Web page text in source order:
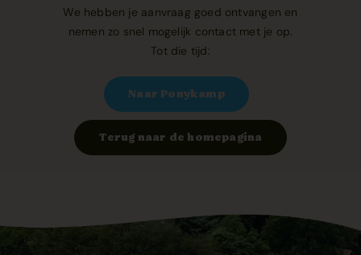
Schoolkamp
Fotoalbum
Pony’s en paarden
Folder aanvragen
We hebben je aanvraag goed ontvangen en
nemen zo snel mogelijk contact met je op.
Tot die tijd:
Naar Ponykamp
Terug naar de homepagina